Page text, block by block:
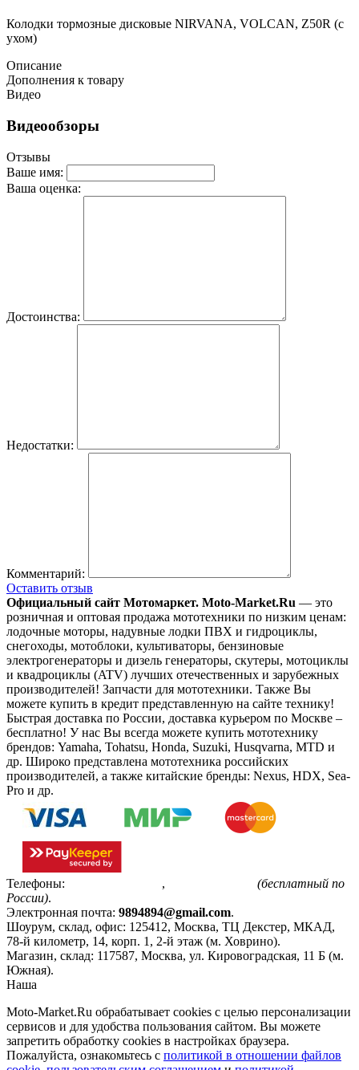
Колодки тормозные дисковые NIRVANA, VOLCAN, Z50R (c
ухом)
Описание
Дополнения к товару
Видео
Видеообзоры
Отзывы
Ваше имя:
Ваша оценка:
Достоинства:
Недостатки:
Комментарий:
Оставить отзыв
Официальный сайт Мотомаркет. Moto-Market.Ru — это
розничная и оптовая продажа мототехники по низким ценам:
лодочные моторы, надувные лодки ПВХ и гидроциклы,
снегоходы, мотоблоки, культиваторы, бензиновые
электрогенераторы и дизель генераторы, скутеры, мотоциклы
и квадроциклы (ATV) лучших отечественных и зарубежных
производителей! Запчасти для мототехники. Также Вы
можете купить в кредит представленную на сайте технику!
Быстрая доставка по России, доставка курьером по Москве –
бесплатно! У нас Вы всегда можете купить мототехнику
брендов: Yamaha, Tohatsu, Honda, Suzuki, Husqvarna, MTD и
др. Широко представлена мототехника российских
производителей, а также китайские бренды: Nexus, HDX, Sea-
Pro и др.
Телефоны: ,
(бесплатный по
России).
Электронная почта: 9894894@gmail.com.
Шоурум, склад, офис: 125412, Москва, ТЦ Декстер, МКАД,
78-й километр, 14, корп. 1, 2-й этаж (м. Ховрино).
Магазин, склад: 117587, Москва, ул. Кировоградская, 11 Б (м.
Южная).
Наша
Moto-Market.Ru обрабатывает сookies с целью персонализации
сервисов и для удобства пользования сайтом. Вы можете
запретить обработку сookies в настройках браузера.
Пожалуйста, ознакомьтесь с политикой в отношении файлов